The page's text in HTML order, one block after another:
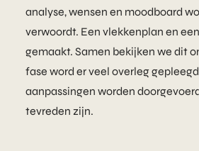
analyse, wensen en moodboard
verwoordt. Een vlekkenplan en
gemaakt. Samen bekijken we dit
fase word er veel overleg
aanpassingen worden
tevreden zijn.